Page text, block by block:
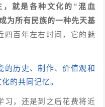
就是各种文化的“混血
为所有民族的一种先天基
四百年左右时间，它的魅
的历史、制作、价值观和
的共同记忆。
习，还是到之后花费将近